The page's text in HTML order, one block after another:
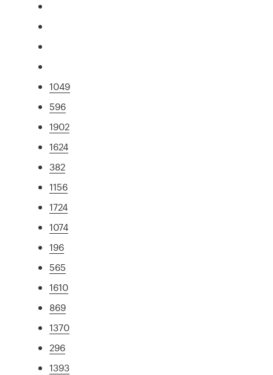
1049
596
1902
1624
382
1156
1724
1074
196
565
1610
869
1370
296
1393